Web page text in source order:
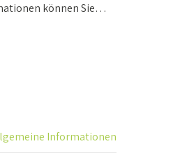
können Sie…
Informationen